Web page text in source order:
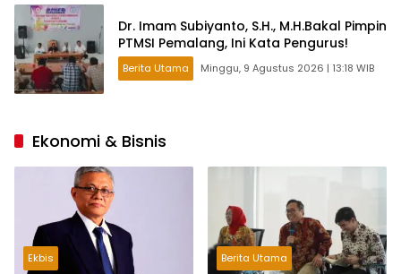
Dr. Imam Subiyanto, S.H., M.H.Bakal Pimpin
PTMSI Pemalang, Ini Kata Pengurus!
Berita Utama Minggu, 9 Agustus 2026 | 13:18 WIB
Ekonomi & Bisnis
Ekbis Berita Utama